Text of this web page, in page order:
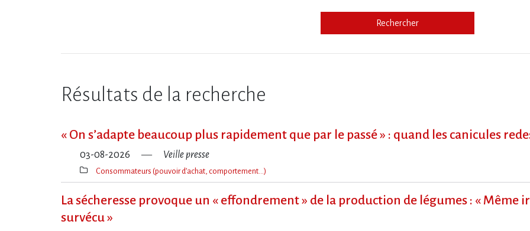
Rechercher
Résultats de la recherche
« On s​‌’adapte beaucoup plus rapidement que par le passé » : quand les canicules
03-08-2026 Veille presse
Thèmes(s)
Consommateurs (pouvoir d’achat, comportement…)
La sécheresse provoque un « effondrement » de la production de légumes : « Même
survécu »